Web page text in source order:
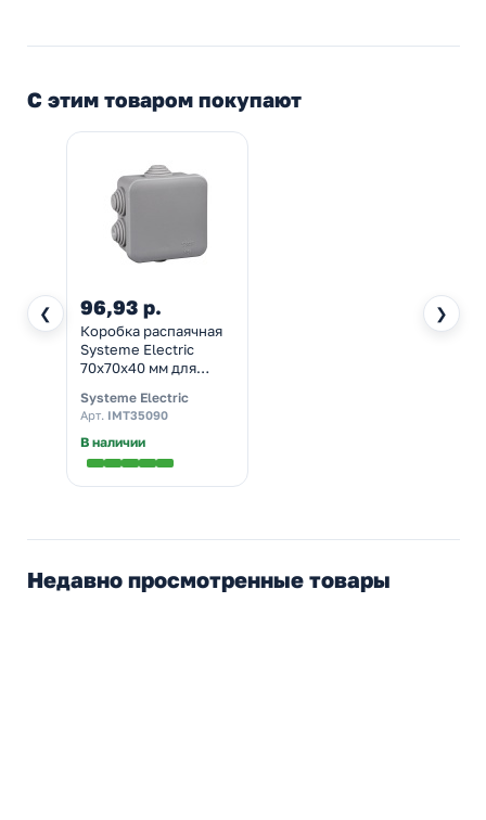
С этим товаром покупают
❮ ❯
96,93 р.
Коробка распаячная
Systeme Electric
70х70х40 мм для
[уп.96шт] IP55
Systeme Electric
Арт. IMT35090
В наличии
Недавно просмотренные товары